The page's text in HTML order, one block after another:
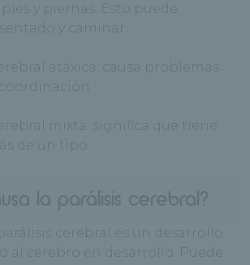
pies y piernas. Esto puede
y caminar.
atáxica: causa problemas
mixta: significa que tiene
de un tipo
cerebral es un desarrollo
al cerebro en desarrollo. Puede